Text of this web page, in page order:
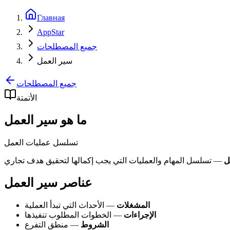
Главная
AppStar
جميع المصطلحات
سير العمل
جميع المصطلحات
الأتمتة
ما هو سير العمل
تسلسل عمليات العمل
عناصر سير العمل
المشغلات — الأحداث التي تبدأ العملية
الإجراءات — الخطوات المطلوب تنفيذها
الشروط — منطق التفرع